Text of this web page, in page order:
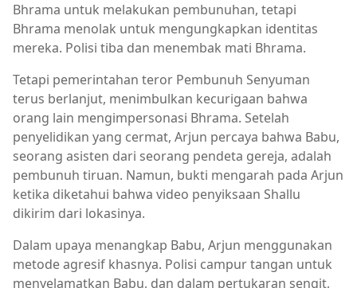
Bhrama untuk melakukan pembunuhan, tetapi
Bhrama menolak untuk mengungkapkan identitas
mereka. Polisi tiba dan menembak mati Bhrama.
Tetapi pemerintahan teror Pembunuh Senyuman
terus berlanjut, menimbulkan kecurigaan bahwa
orang lain mengimpersonasi Bhrama. Setelah
penyelidikan yang cermat, Arjun percaya bahwa Babu,
seorang asisten dari seorang pendeta gereja, adalah
pembunuh tiruan. Namun, bukti mengarah pada Arjun
ketika diketahui bahwa video penyiksaan Shallu
dikirim dari lokasinya.
Dalam upaya menangkap Babu, Arjun menggunakan
metode agresif khasnya. Polisi campur tangan untuk
menyelamatkan Babu, dan dalam pertukaran sengit,